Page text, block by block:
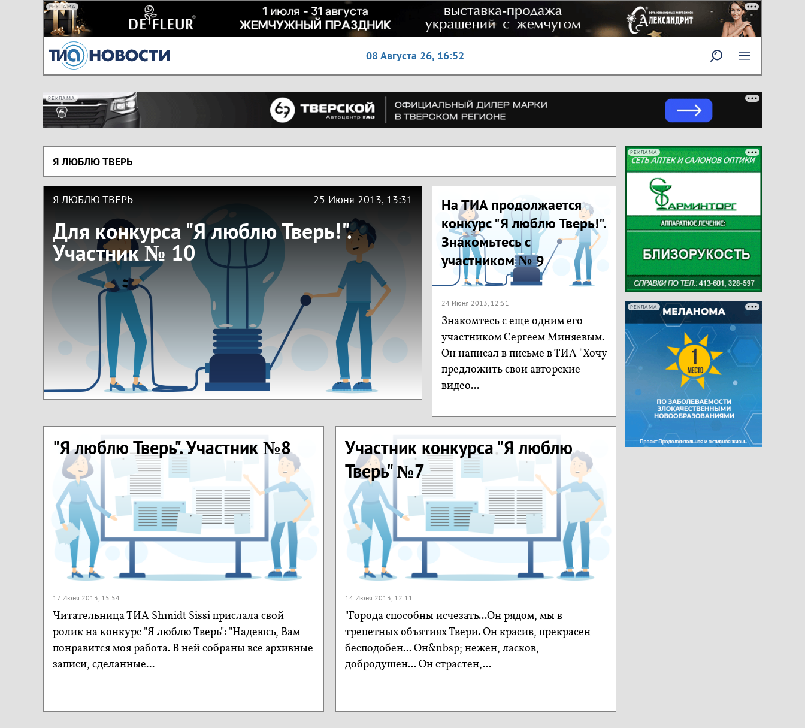
РЕКЛАМА
08 Августа 26, 16:52
РЕКЛАМА
Я ЛЮБЛЮ ТВЕРЬ
Я ЛЮБЛЮ ТВЕРЬ 25 Июня 2013, 13:31
Для конкурса "Я люблю Тверь!".
Участник № 10
На ТИА продолжается
конкурс "Я люблю Тверь!".
Знакомьтесь с
участником № 9
24 Июня 2013, 12:51
Знакомтесь с еще одним его
участником Сергеем Миняевым.
Он написал в письме в ТИА "Хочу
предложить свои авторские
видео...
"Я люблю Тверь". Участник №8
17 Июня 2013, 15:54
Читательница ТИА Shmidt Sissi прислала свой
ролик на конкурс "Я люблю Тверь": "Надеюсь, Вам
понравится моя работа. В ней собраны все архивные
записи, сделанные...
Участник конкурса "Я люблю
Тверь" №7
14 Июня 2013, 12:11
"Города способны исчезать...Он рядом, мы в
трепетных объятиях Твери. Он красив, прекрасен
бесподобен... Он&nbsp; нежен, ласков,
добродушен... Он страстен,...
РЕКЛАМА
РЕКЛАМА